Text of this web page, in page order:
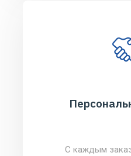
С каждым